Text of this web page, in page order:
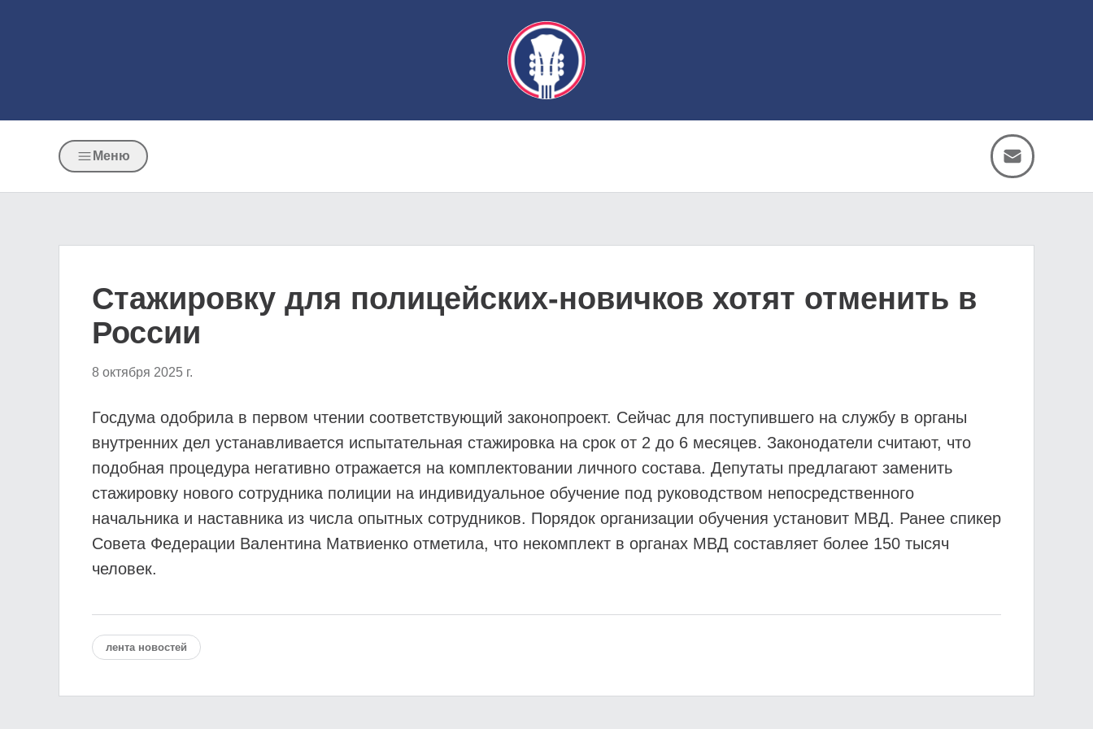
Меню
Стажировку для полицейских-новичков хотят отменить в
России
8 октября 2025 г.
Госдума одобрила в первом чтении соответствующий законопроект. Сейчас для поступившего на службу в органы
внутренних дел устанавливается испытательная стажировка на срок от 2 до 6 месяцев. Законодатели считают, что
подобная процедура негативно отражается на комплектовании личного состава. Депутаты предлагают заменить
стажировку нового сотрудника полиции на индивидуальное обучение под руководством непосредственного
начальника и наставника из числа опытных сотрудников. Порядок организации обучения установит МВД. Ранее спикер
Совета Федерации Валентина Матвиенко отметила, что некомплект в органах МВД составляет более 150 тысяч
человек.
лента новостей